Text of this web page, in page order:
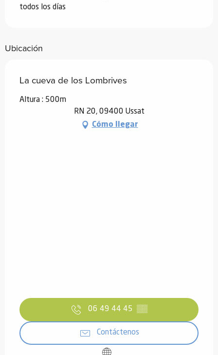
todos los días
Ubicación
La cueva de los Lombrives
Altura : 500m
RN 20, 09400 Ussat
Cómo llegar
06 49 44 45 ▒▒
Contáctenos